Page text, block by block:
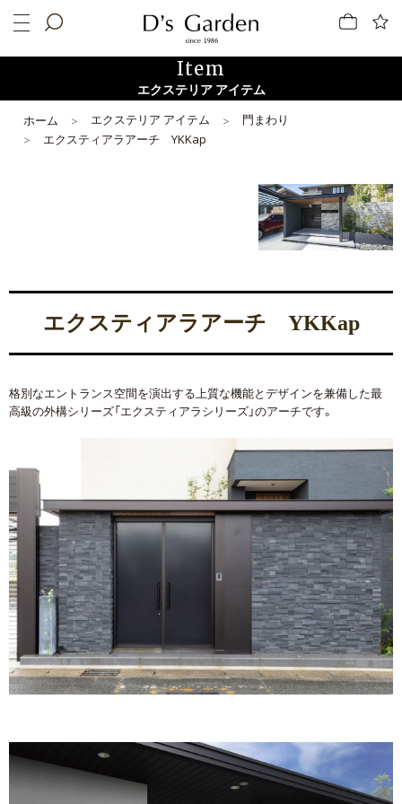
Item
エクステリア アイテム
ホーム エクステリア アイテム
門まわり
エクスティアラアーチ YKKap
エクスティアラアーチ YKKap
格別なエントランス空間を演出する上質な機能とデザインを兼備した最
高級の外構シリーズ「エクスティアラシリーズ」のアーチです。